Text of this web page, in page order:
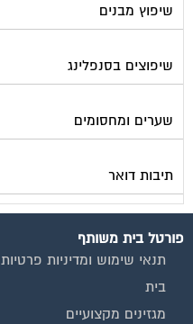
שיפוץ מבנים
שיפוצים בסנפלינג
שערים ומחסומים
תיבות דואר
פורטל בית משותף
תנאי שימוש ומדיניות פרטיות
בית
מגזינים מקצועיים